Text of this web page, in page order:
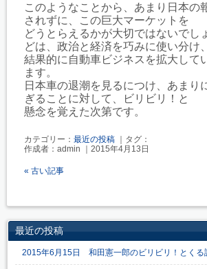
このようなことから、あまり日本の
されずに、この巨大マーケットを
どうとらえるかが大切ではないでし
どは、政治と経済を巧みに使い分け、
結果的に自動車ビジネスを拡大して
ます。
日本車の退潮を見るにつけ、あまり
ぎることに対して、ビリビリ！と
懸念を覚えた次第です。
カテゴリー： 最近の投稿 ｜タグ：
作成者：admin ｜2015年4月13日
« 古い記事
最近の投稿
2015年6月15日 和田憲一郎のビリビリ！とくる